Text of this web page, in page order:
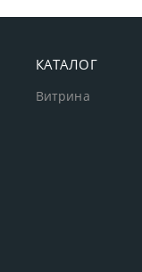
КАТАЛОГ
Витрина